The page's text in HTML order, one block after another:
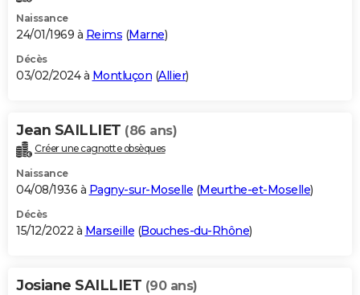
Dictionnaire
Biographies
Citations
Expressions
Proverbes
PROGRAMME TV
S'inscrire
Se connecter
Lycées
Collèges
Primaires
Universités
Entreprises
Service militaire
Avis de recherche
AVIS DE DÉCÈS
Bricolage
Lifestyle
Culture
Sport
Auto
Television
Voyage
Cinema
Naissance
24/01/1969 à Reims (Marne)
Décès
03/02/2024 à Montluçon (Allier)
Jean SAILLIET (86 ans)
Créer une cagnotte obsèques
Naissance
04/08/1936 à Pagny-sur-Moselle (Meurthe-et-Moselle)
Décès
15/12/2022 à Marseille (Bouches-du-Rhône)
Josiane SAILLIET (90 ans)